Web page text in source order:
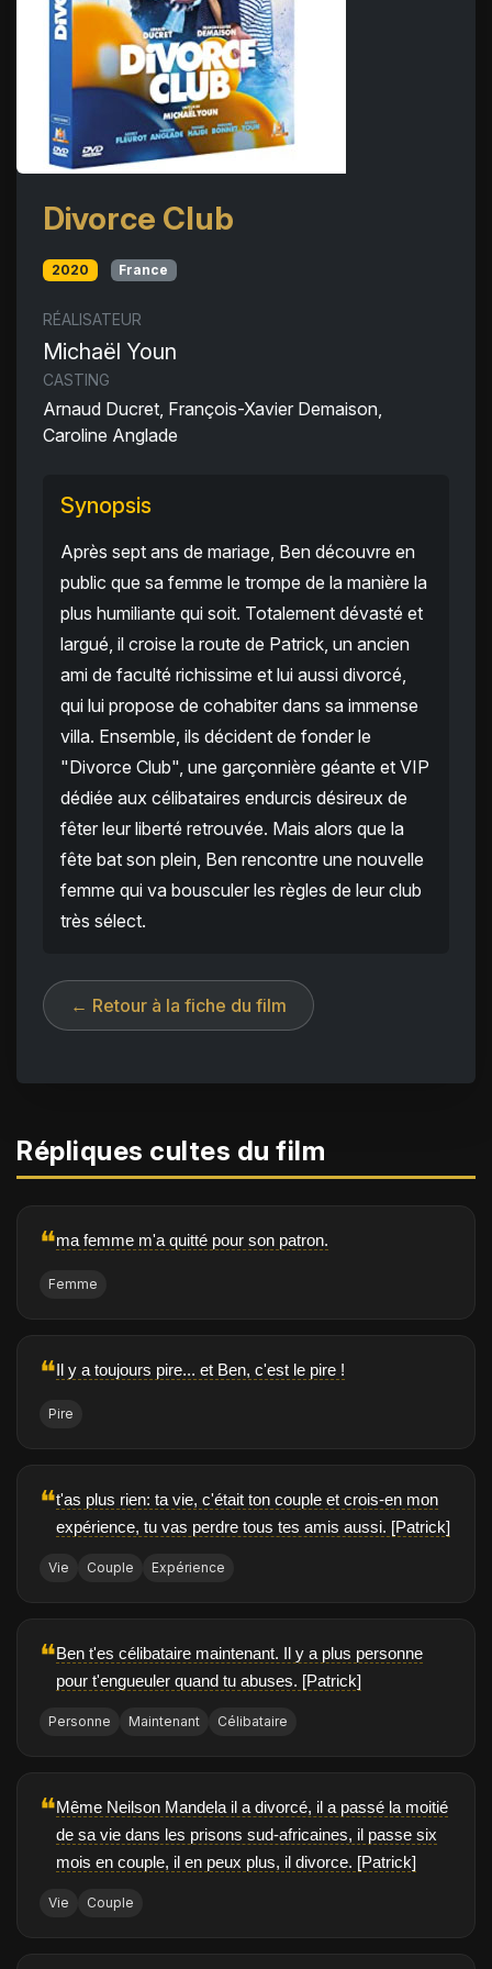
Divorce Club
2020 France
RÉALISATEUR
Michaël Youn
CASTING
Arnaud Ducret, François-Xavier Demaison,
Caroline Anglade
Synopsis
Après sept ans de mariage, Ben découvre en
public que sa femme le trompe de la manière la
plus humiliante qui soit. Totalement dévasté et
largué, il croise la route de Patrick, un ancien
ami de faculté richissime et lui aussi divorcé,
qui lui propose de cohabiter dans sa immense
villa. Ensemble, ils décident de fonder le
"Divorce Club", une garçonnière géante et VIP
dédiée aux célibataires endurcis désireux de
fêter leur liberté retrouvée. Mais alors que la
fête bat son plein, Ben rencontre une nouvelle
femme qui va bousculer les règles de leur club
très sélect.
← Retour à la fiche du film
Répliques cultes du film
❝ma femme m'a quitté pour son patron.
Femme
❝Il y a toujours pire... et Ben, c'est le pire !
Pire
❝t'as plus rien: ta vie, c'était ton couple et crois-en mon
expérience, tu vas perdre tous tes amis aussi. [Patrick]
Vie Couple Expérience
❝Ben t'es célibataire maintenant. Il y a plus personne
pour t'engueuler quand tu abuses. [Patrick]
Personne Maintenant Célibataire
❝Même Neilson Mandela il a divorcé, il a passé la moitié
de sa vie dans les prisons sud-africaines, il passe six
mois en couple, il en peux plus, il divorce. [Patrick]
Vie Couple